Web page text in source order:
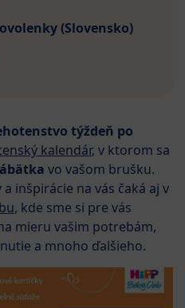
(Slovensko)
týždeň po
kalendár, v ktorom sa
vo vašom brušku.
inšpirácie na vás čaká aj v
, kde sme si pre vás
mieru vašim potrebám,
a mnoho ďalšieho.